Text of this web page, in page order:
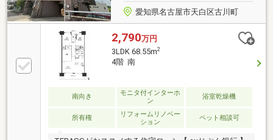
愛知県名古屋市天白区古川町
2,790万円
3LDK 68.55m2
4階 南
南向き
モニタ付インターホ
ン
浴室乾燥機
所有権
リフォームリノベー
ション
ペット相談可